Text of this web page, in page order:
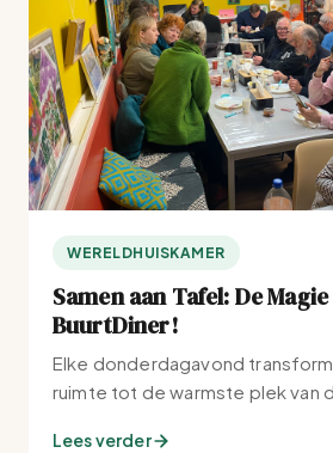
WERELDHUISKAMER
Samen aan Tafel: De
BuurtDiner!
Elke donderdagavond
ruimte tot de warmste plek van
Lees verder